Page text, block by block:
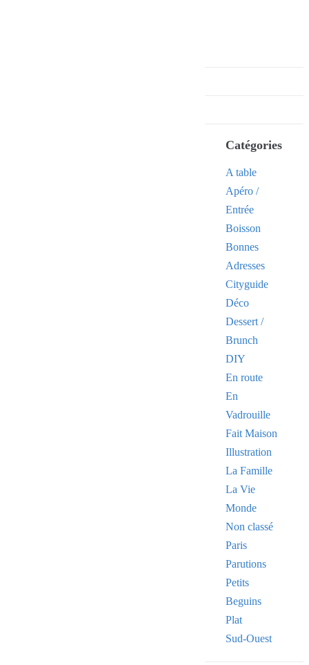
Catégories
A table
Apéro /
Entrée
Boisson
Bonnes
Adresses
Cityguide
Déco
Dessert /
Brunch
DIY
En route
En
Vadrouille
Fait Maison
Illustration
La Famille
La Vie
Monde
Non classé
Paris
Parutions
Petits
Beguins
Plat
Sud-Ouest